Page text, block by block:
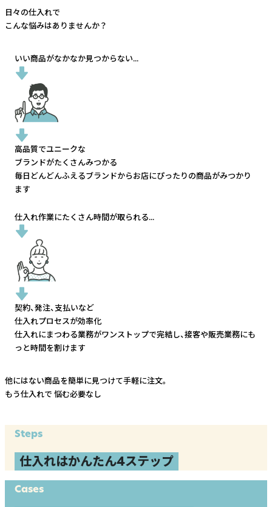
日々の仕入れで
こんな悩みはありませんか？
いい商品がなかなか見つからない...
高品質でユニークな
ブランドがたくさんみつかる
毎日どんどんふえるブランドからお店にぴったりの商品がみつかり
ます
仕入れ作業にたくさん時間が取られる...
契約、発注、支払いなど
仕入れプロセスが効率化
仕入れにまつわる業務がワンストップで完結し、接客や販売業務にも
っと時間を割けます
他にはない商品を簡単に見つけて手軽に注文。
もう仕入れで 悩む必要なし
Steps
仕入れはかんたん4ステップ
Cases